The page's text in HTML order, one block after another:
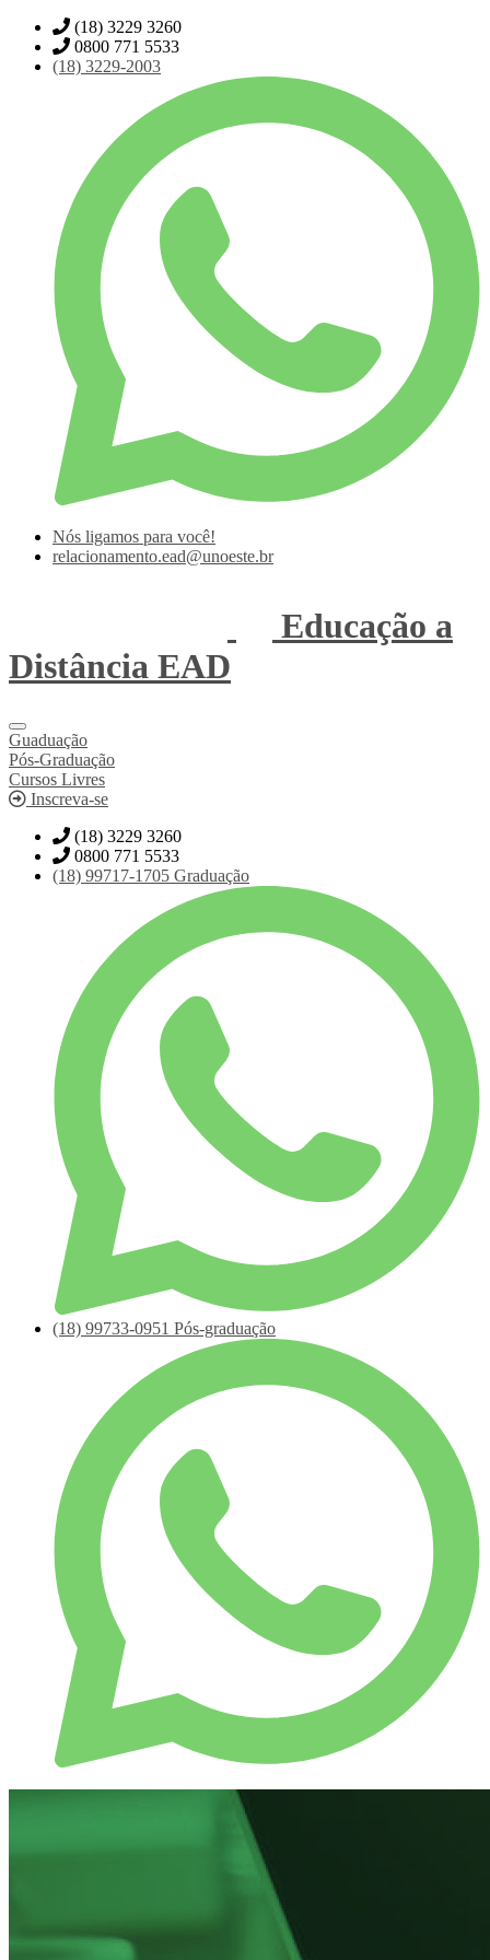
(18) 3229 3260
0800 771 5533
(18) 3229-2003
Nós ligamos para você!
relacionamento.ead@unoeste.br
Educação a
Distância EAD
Guaduação
Pós-Graduação
Cursos Livres
Inscreva-se
(18) 3229 3260
0800 771 5533
(18) 99717-1705 Graduação
(18) 99733-0951 Pós-graduação